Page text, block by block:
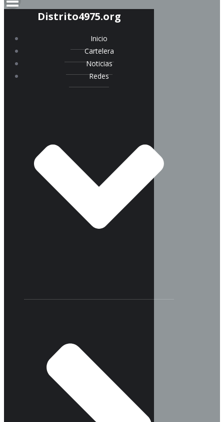
Distrito4975.org
Inicio
Cartelera
Noticias
Redes